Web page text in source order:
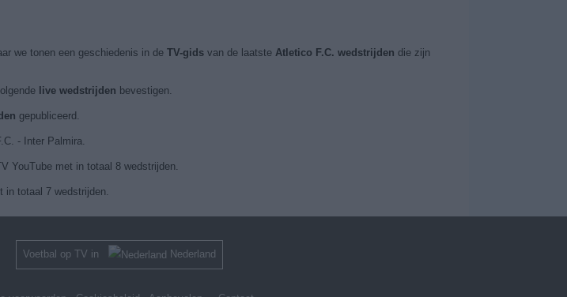
we tonen een geschiedenis in de TV-gidsvan de laatste Atletico F.C. wedstrijden die zijn
live wedstrijden bevestigen.
gepubliceerd.
- Inter Palmira.
YouTube met in totaal 8 wedstrijden.
in totaal 7 wedstrijden.
Voetbal op TV in Nederland